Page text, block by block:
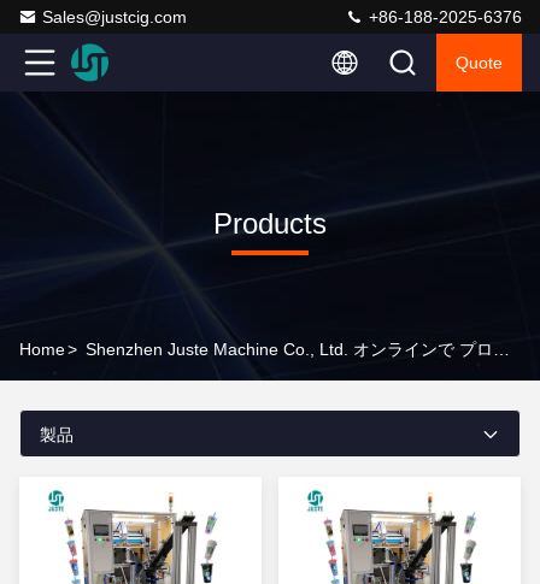
Sales@justcig.com +86-188-2025-6376
Quote
Products
Home>
製品